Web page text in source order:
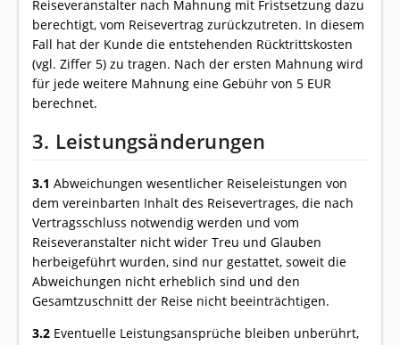
Reiseveranstalter nach Mahnung mit Fristsetzung dazu
berechtigt, vom Reisevertrag zurückzutreten. In diesem
Fall hat der Kunde die entstehenden Rücktrittskosten
(vgl. Ziffer 5) zu tragen. Nach der ersten Mahnung wird
für jede weitere Mahnung eine Gebühr von 5 EUR
berechnet.
3. Leistungsänderungen
3.1 Abweichungen wesentlicher Reiseleistungen von
dem vereinbarten Inhalt des Reisevertrages, die nach
Vertragsschluss notwendig werden und vom
Reiseveranstalter nicht wider Treu und Glauben
herbeigeführt wurden, sind nur gestattet, soweit die
Abweichungen nicht erheblich sind und den
Gesamtzuschnitt der Reise nicht beeinträchtigen.
3.2 Eventuelle Leistungsansprüche bleiben unberührt,